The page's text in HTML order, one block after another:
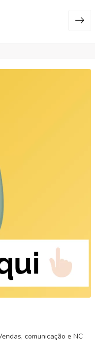
comunicação e NC